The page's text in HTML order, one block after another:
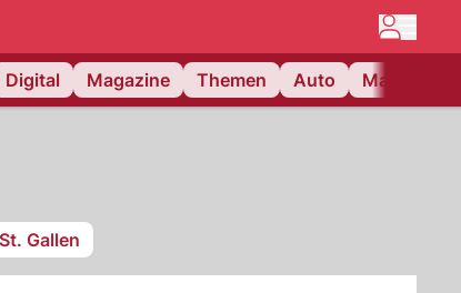
Digital Magazine Themen Auto Matchcenter
Gallen